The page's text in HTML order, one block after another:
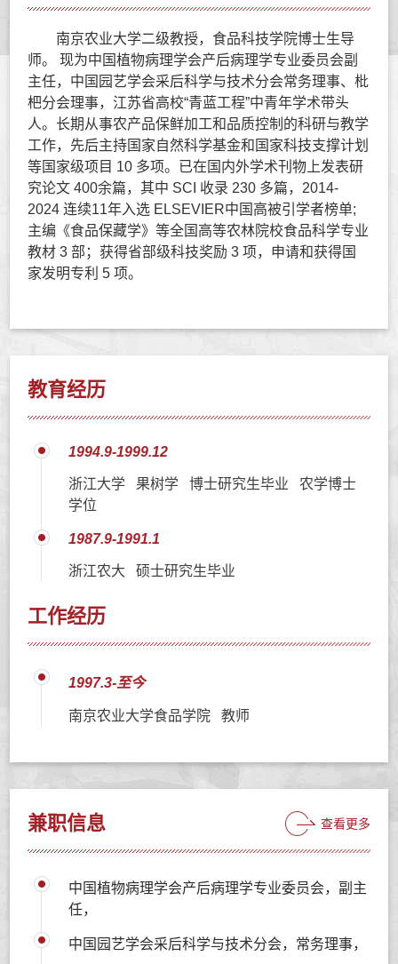
南京农业大学二级教授，食品科技学院博士生导
师。 现为中国植物病理学会产后病理学专业委员会副
主任，中 国园艺学会采后科学与技术分会常务理事、枇
杷分会理事，江苏省高校“青蓝工程”中青年学术带头
人。长期从事农产品保鲜加工和品质控制的科研与教学
工作，先后主持国家自然科学基金和国家科技支撑计划
等国家级项目 10 多项。已在国内外学术刊物上发表研
究论文 400余篇，其中 SCI 收录 230 多篇，2014-
2024 连续11年入选 ELSEVIER中国高被引学者榜单;
主编《食品保藏学》等全国高等农林院校食品科学专业
教材 3 部；获得省部级科技奖励 3 项，申请和获得国
家发明专利 5 项。
教育经历
1994.9-1999.12
浙江大学 果树学 博士研究生毕业 农学博士
学位
1987.9-1991.1
浙江农大 硕士研究生毕业
工作经历
1997.3-至今
南京农业大学食品学院 教师
兼职信息 查看更多
中国植物病理学会产后病理学专业委员会，副主
任，
中国园艺学会采后科学与技术分会，常务理事，